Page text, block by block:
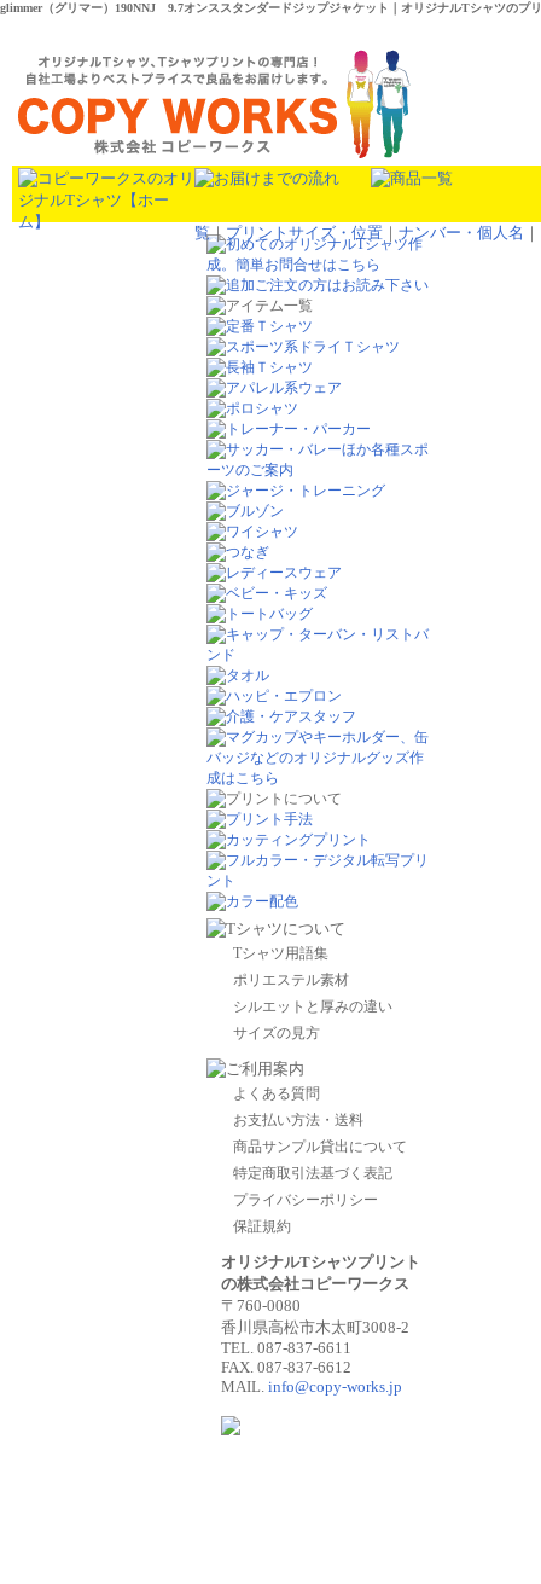
glimmer（グリマー）190NNJ 9.7オンススタンダードジップジャケット｜オリジナルTシャツのプ
覧｜ プリントサイズ・位置 ｜ ナンバー・個人名 ｜
Tシャツ用語集
ポリエステル素材
シルエットと厚みの違い
サイズの見方
よくある質問
お支払い方法・送料
商品サンプル貸出について
特定商取引法基づく表記
プライバシーポリシー
保証規約
オリジナルTシャツプリント
の株式会社コピーワークス
〒760-0080
香川県高松市木太町3008-2
TEL. 087-837-6611
FAX. 087-837-6612
MAIL. info@copy-works.jp